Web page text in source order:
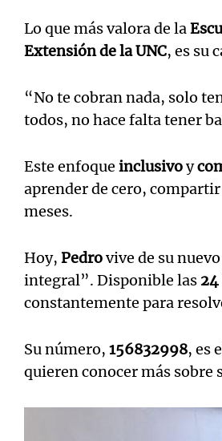
Lo que más valora de la
Extensión de la UNC, es su
“No te cobran nada, solo
todos, no hace falta tener
Este enfoque inclusivoy
aprender de cero,
meses.
Hoy, Pedrovive de su
integral”. Disponible las 24
constantemente para
Su número, 156832998, es
quieren conocer más sobre